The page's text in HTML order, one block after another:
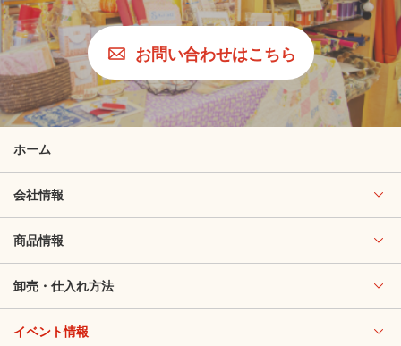
お問い合わせはこちら
ホーム
会社情報
商品情報
卸売・仕入れ方法
イベント情報